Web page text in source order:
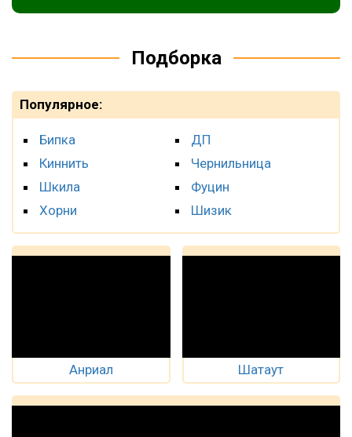
Подборка
Популярное:
Бипка
Киннить
Шкила
Хорни
ДП
Чернильница
Фуцин
Шизик
Анриал Шатаут